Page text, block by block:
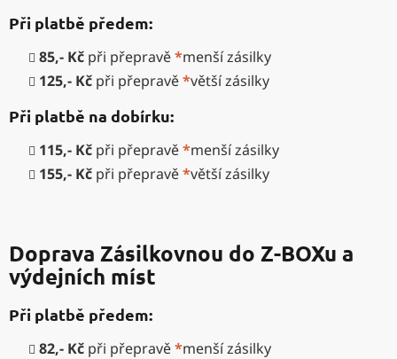
Při platbě předem:
85,- Kč při přepravě*menší zásilky
125,- Kč při přepravě*větší zásilky
Při platbě na dobírku:
115,- Kč při přepravě*menší zásilky
155,- Kč při přepravě*větší zásilky
Doprava Zásilkovnou do Z-BOXu a
výdejních míst
Při platbě předem:
82,- Kč při přepravě*menší zásilky